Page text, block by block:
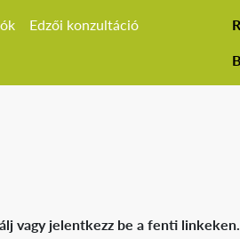
Edzői konzultáció
vagy jelentkezz be a fenti linkeken.